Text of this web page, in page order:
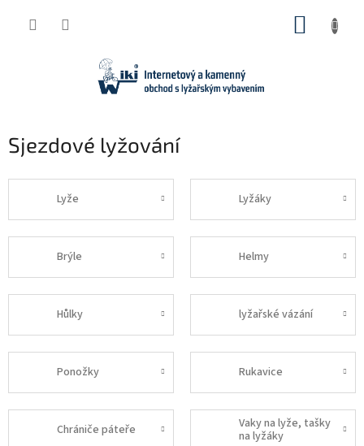
Sjezdové lyžování
Lyže Lyžáky
Brýle Helmy
Hůlky lyžařské vázání
Ponožky Rukavice
Chrániče páteře
Vaky na lyže, tašky
na lyžáky